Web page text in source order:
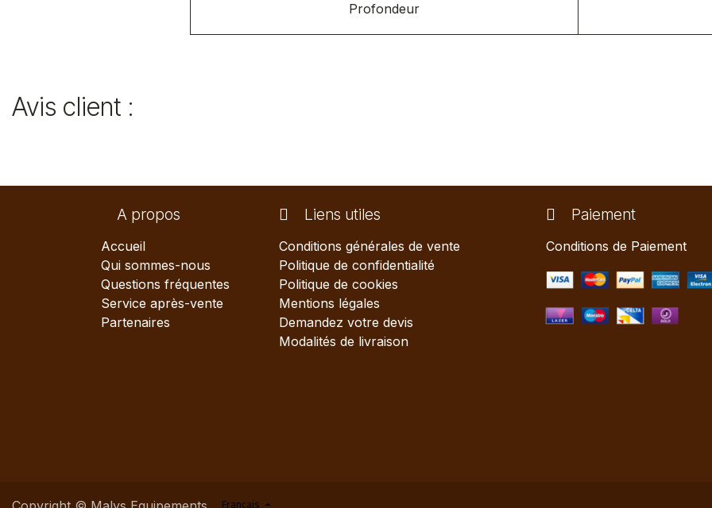
Profondeur
Avis client :
A propos
Accueil
Qui sommes-nous
Questions fréquentes
Service après-vente
Partenaires
Liens utiles
Conditions générales de vente
Politique de confidentialité
Politique de cookies
Mentions légales
Demandez votre devis
Modalités de livraison
Paiement
Conditions de Paiement
Français